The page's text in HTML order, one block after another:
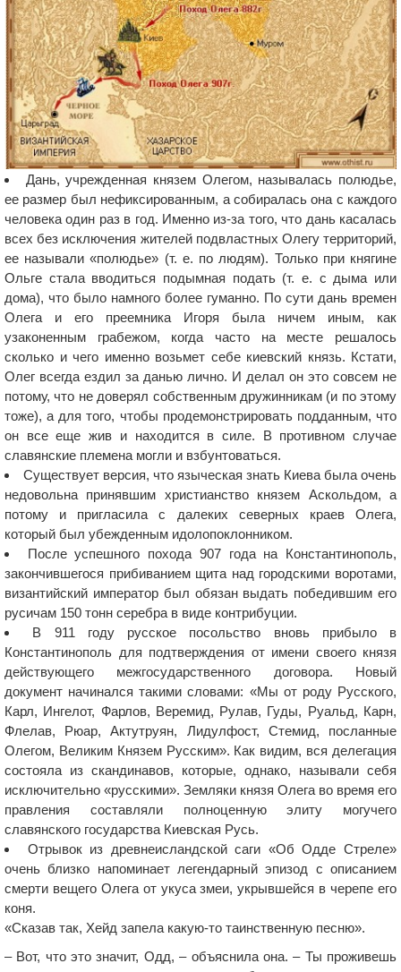
Дань, учрежденная князем Олегом, называлась полюдье,
ее размер был нефиксированным, а собиралась она с каждого
человека один раз в год. Именно из-за того, что дань касалась
всех без исключения жителей подвластных Олегу территорий,
ее называли «полюдье» (т. е. по людям). Только при княгине
Ольге стала вводиться подымная подать (т. е. с дыма или
дома), что было намного более гуманно. По сути дань времен
Олега и его преемника Игоря была ничем иным, как
узаконенным грабежом, когда часто на месте решалось
сколько и чего именно возьмет себе киевский князь. Кстати,
Олег всегда ездил за данью лично. И делал он это совсем не
потому, что не доверял собственным дружинникам (и по этому
тоже), а для того, чтобы продемонстрировать подданным, что
он все еще жив и находится в силе. В противном случае
славянские племена могли и взбунтоваться.
Существует версия, что языческая знать Киева была очень
недовольна принявшим христианство князем Аскольдом, а
потому и пригласила с далеких северных краев Олега,
который был убежденным идолопоклонником.
После успешного похода 907 года на Константинополь,
закончившегося прибиванием щита над городскими воротами,
византийский император был обязан выдать победившим его
русичам 150 тонн серебра в виде контрибуции.
В 911 году русское посольство вновь прибыло в
Константинополь для подтверждения от имени своего князя
действующего межгосударственного договора. Новый
документ начинался такими словами: «Мы от роду Русского,
Карл, Ингелот, Фарлов, Веремид, Рулав, Гуды, Руальд, Карн,
Флелав, Рюар, Актутруян, Лидулфост, Стемид, посланные
Олегом, Великим Князем Русским». Как видим, вся делегация
состояла из скандинавов, которые, однако, называли себя
исключительно «русскими». Земляки князя Олега во время его
правления составляли полноценную элиту могучего
славянского государства Киевская Русь.
Отрывок из древнеисландской саги «Об Одде Стреле»
очень близко напоминает легендарный эпизод с описанием
смерти вещего Олега от укуса змеи, укрывшейся в черепе его
коня.
«Сказав так, Хейд запела какую-то таинственную песню».
– Вот, что это значит, Одд, – объяснила она. – Ты проживешь